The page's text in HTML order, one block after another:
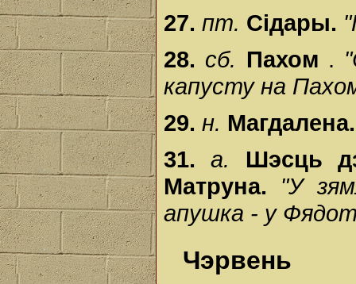
27. пт. Сідары.
28. сб. Пахом .
капусту на
29. н.
31.а. Шэсць
Матруна. "У
апушка - у
Чэрвень